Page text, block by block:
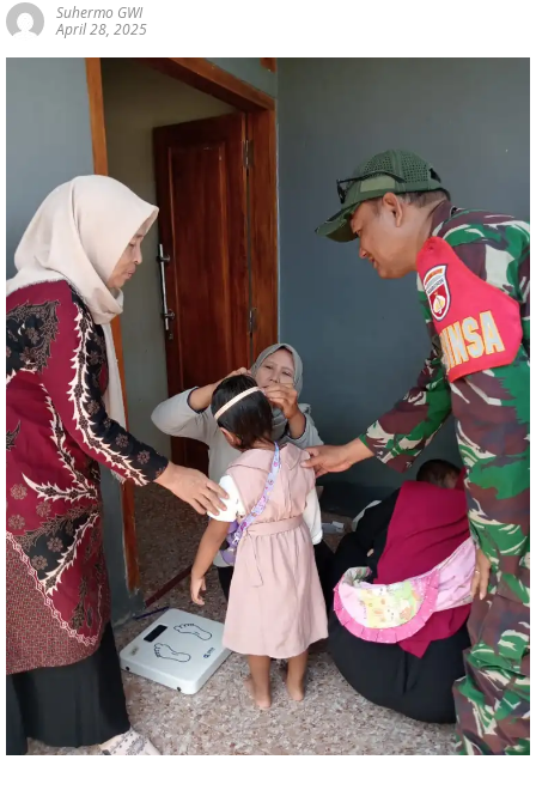
Suhermo GWI
April 28, 2025